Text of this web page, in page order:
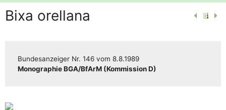
Bixa orellana
Bun­des­an­zei­ger Nr. 146 vom 8.8.1989
Mono­gra­phie BGA/​​BfArM (Kom­mis­si­on D)